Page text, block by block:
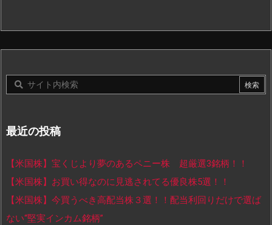
最近の投稿
【米国株】宝くじより夢のあるペニー株 超厳選3銘柄！！
【米国株】お買い得なのに見逃されてる優良株5選！！
【米国株】今買うべき高配当株３選！！配当利回りだけで選ば
ない“堅実インカム銘柄”